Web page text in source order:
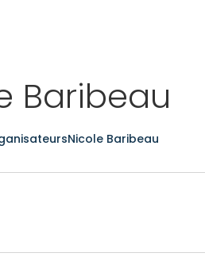
Baribeau
Nicole Baribeau